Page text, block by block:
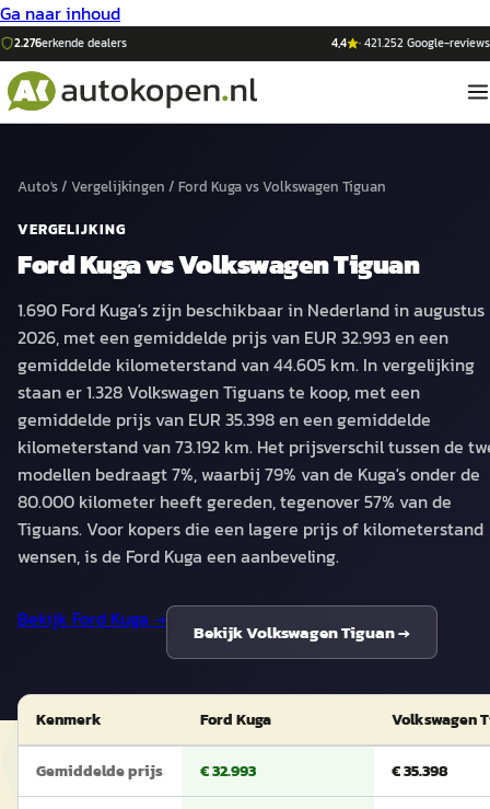
Ga naar inhoud
2.276erkende dealers 4,4 ·421.252Google-reviews
Auto's/ Vergelijkingen / Ford KugavsVolkswagen Tiguan
VERGELIJKING
Ford KugavsVolkswagen Tiguan
1.690 Ford Kuga's zijn beschikbaar in Nederland in augustus
2026, met een gemiddelde prijs van EUR 32.993 en een
gemiddelde kilometerstand van 44.605 km. In vergelijking
staan er 1.328 Volkswagen Tiguans te koop, met een
gemiddelde prijs van EUR 35.398 en een gemiddelde
kilometerstand van 73.192 km. Het prijsverschil tussen de
modellen bedraagt 7%, waarbij 79% van de Kuga's onder de
80.000 kilometer heeft gereden, tegenover 57% van de
Tiguans. Voor kopers die een lagere prijs of kilometerstand
wensen, is de Ford Kuga een aanbeveling.
Bekijk Ford Kuga →
BekijkVolkswagen Tiguan→
Kenmerk Ford Kuga Volkswagen
Gemiddelde prijs € 32.993 € 35.398